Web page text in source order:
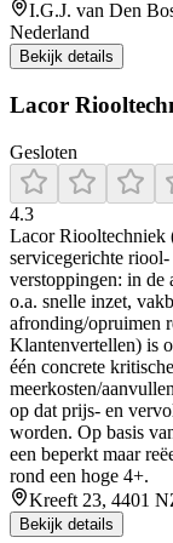
I.G.J. van Den
Nederland
Bekijk details
Lacor
Gesloten
4.3
Lacor Riooltechniek
servicegerichte
verstoppingen: in de
o.a. snelle inzet,
afronding/opruimen
Klantenvertellen) is
één concrete
meerkosten/
op dat prijs- en
worden. Op basis
een beperkt maar
rond een hoge 4+.
Kreeft 23, 4401
Bekijk details